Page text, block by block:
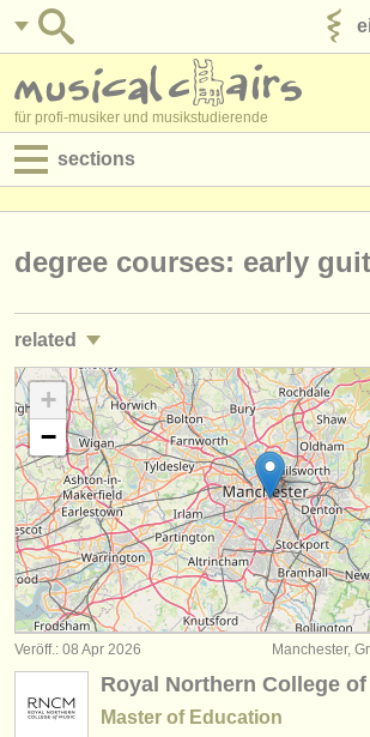
für profi-musiker und musikstudierende
sections
jobs - verwaltung
degree courses
kurse
musikwettbewerbe
instrumentenverkauf
gestohlene instrumente
verzeichnisse:
orchester
degree courses: early
related
kurse/masterclass klassische gitarre (2)
degree courses: gitarre (9)
degree courses: laute (1)
degree courses: theorbe (1)
wettbewerbe klassische gitarre (4)
kleinanzeigen klassische gitarre (6)
klassische gitarre verloren (180)
+
−
Manchester,
Veröff.: 08 Apr 2026
Royal Northern College
Master of Education